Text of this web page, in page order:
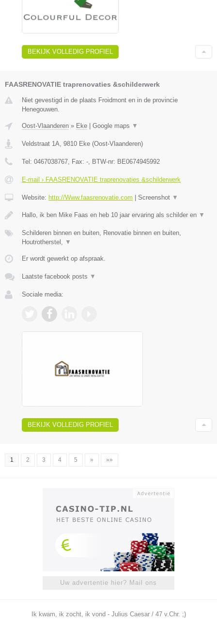
BEKIJK VOLLEDIG PROFIEL
FAASRENOVATIE traprenovaties &schilderwerk
Niet gevestigd in de plaats Froidmont en in de provincie
Henegouwen.
Oost-Vlaanderen » Eke Google maps ▼
Veldstraat 1A, 9810 Eke (Oost-Vlaanderen)
Tel: 0467038767, Fax: -, BTW-nr: BE0674945992
E-mail › FAASRENOVATIE traprenovaties &schilderwerk
Website: http://Www.faasrenovatie.com Screenshot ▼
Hallo, ik ben Mike Faas en heb 10 jaar ervaring als schilder en ▼
Schilderen binnen en buiten, Renovatie binnen en buiten,
Houtrotherstel, ▼
Er wordt gewerkt op afspraak.
Laatste facebook posts ▼
Sociale media:
BEKIJK VOLLEDIG PROFIEL
1 2 3 4 5 » »»
Uw advertentie hier? Mail ons
Ik kwam, ik zocht, ik vond - Julius Caesar / 47 v.Chr. ;)